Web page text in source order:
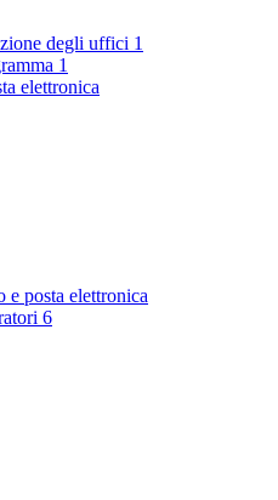
degli uffici 1
1
elettronica
e posta elettronica
6